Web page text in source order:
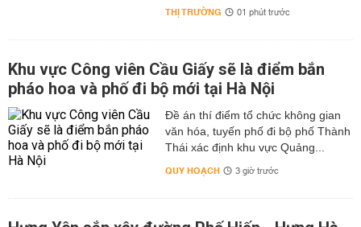
THỊ TRƯỜNG 01 phút trước
Khu vực Công viên Cầu Giấy sẽ là điểm bắn
pháo hoa và phố đi bộ mới tại Hà Nội
Đề án thí điểm tổ chức không gian
văn hóa, tuyến phố đi bộ phố Thành
Thái xác định khu vực Quảng...
QUY HOẠCH 3 giờ trước